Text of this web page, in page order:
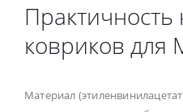
ковриков для
Материал